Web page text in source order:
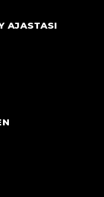
AJASTASI